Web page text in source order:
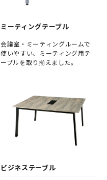
ミーティングテーブル
会議室・ミーティングルームで
使いやすい、ミーティング用テ
ーブルを取り揃えました。
ビジネステーブル